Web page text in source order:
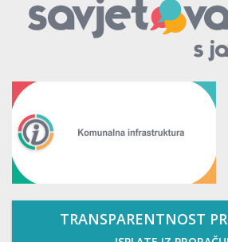
TRANSPARENTNOST